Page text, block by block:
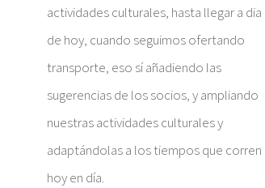
actividades culturales, hasta llegar a dia
de hoy, cuando seguimos ofertando
transporte, eso sí añadiendo las
sugerencias de los socios, y ampliando
nuestras actividades culturales y
adaptándolas a los tiempos que corren
hoy en día.